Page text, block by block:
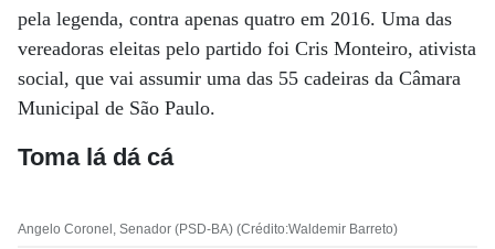
pela legenda, contra apenas quatro em 2016. Uma das
vereadoras eleitas pelo partido foi Cris Monteiro, ativista
social, que vai assumir uma das 55 cadeiras da Câmara
Municipal de São Paulo.
Toma lá dá cá
Angelo Coronel, Senador (PSD-BA) (Crédito:Waldemir Barreto)